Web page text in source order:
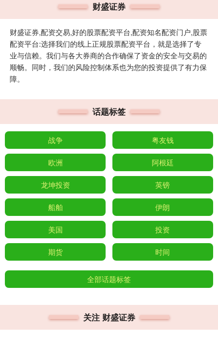
财盛证券
财盛证券,配资交易,好的股票配资平台,配资知名配资门户,股票
配资平台:选择我们的线上正规股票配资平台，就是选择了专
业与信赖。我们与各大券商的合作确保了资金的安全与交易的
顺畅。同时，我们的风险控制体系也为您的投资提供了有力保
障。
话题标签
战争 粤友钱
欧洲 阿根廷
龙坤投资 英镑
船舶 伊朗
美国 投资
期货 时间
全部话题标签
关注 财盛证券